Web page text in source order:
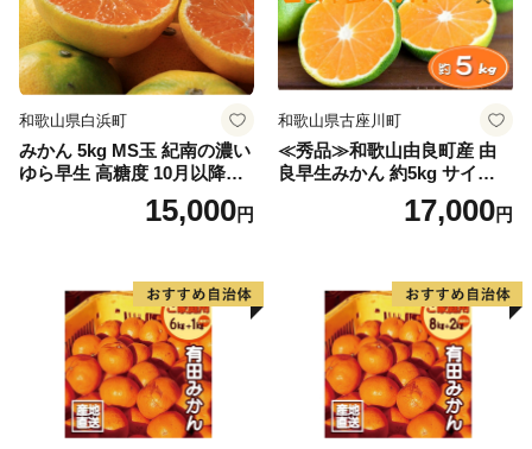
和歌山県白浜町
みかん 5kg MS玉 紀南の濃い
ゆら早生 高糖度 10月以降発
送 マルチ被覆栽培15,000円
和歌山県古座川町
≪秀品≫和歌山由良町産 由
良早生みかん 約5kg サイズお
まかせ【sml106C】17,000円